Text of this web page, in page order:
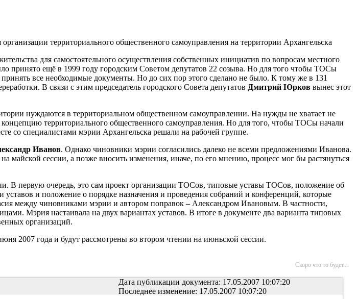
территориального общественного самоуправления на территории Архангельска
для самостоятельного осуществления собственных инициатив по вопросам местного
принято ещё в 1999 году городским Советом депутатов 22 созыва. Но для того чтобы ТОСы
все необходимые документы. Но до сих пор этого сделано не было. К тому же в 131
В связи с этим председатель городского Совета депутатов Дмитрий Юрков вынес этот
нуждаются в территориальном общественном самоуправлении. На нужды не хватает не
территориального общественного самоуправления. Но для того, чтобы ТОСы начали
со специалистами мэрии Архангельска решали на рабочей группе.
Иванов. Однако чиновники мэрии согласились далеко не всеми предложениями Иванова.
сессии, а позже вносить изменения, иначе, по его мнению, процесс мог бы растянуться
В первую очередь, это сам проект организации ТОСов, типовые уставы ТОСов, положение об
и положение о порядке назначения и проведения собраний и конференций, которые
между чиновниками мэрии и автором поправок – Александром Ивановым. В частности,
Мэрия настаивала на двух вариантах уставов. В итоге в документе два варианта типовых
организаций.
2007 года и будут рассмотрены во втором чтении на июньской сессии.
Скоро что то будет...
Дата публикации документа: 17.05.2007 10:07:20
Последнее изменение: 17.05.2007 10:07:20